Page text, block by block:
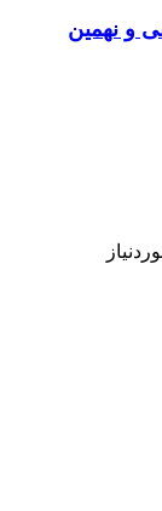
و نهمین